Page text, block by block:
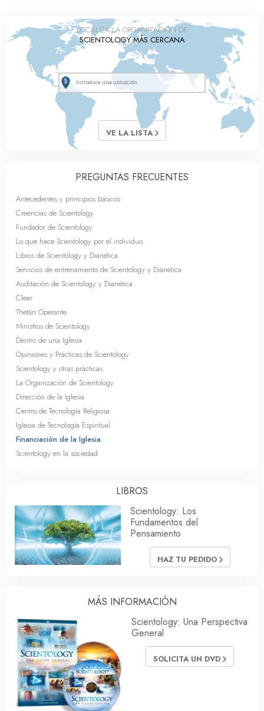
LOCALIZA LA ORGANIZACIÓN DE
SCIENTOLOGY MÁS CERCANA
VE LA LISTA
PREGUNTAS FRECUENTES
Antecedentes y principios básicos
Creencias de Scientology
Fundador de Scientology
Lo que hace Scientology por el individuo
Libros de Scientology y Dianética
Servicios de entrenamiento de Scientology y Dianética
Auditación de Scientology y Dianética
Clear
Thetán Operante
Ministros de Scientology
Dentro de una Iglesia
Opiniones y Prácticas de Scientology
Scientology y otras prácticas
La Organización de Scientology
Dirección de la Iglesia
Centro de Tecnología Religiosa
Iglesia de Tecnología Espiritual
Financiación de la Iglesia
Scientology en la sociedad
LIBROS
Scientology: Los
Fundamentos del
Pensamiento
HAZ TU PEDIDO
MÁS INFORMACIÓN
Scientology: Una Perspectiva
General
SOLICITA UN DVD